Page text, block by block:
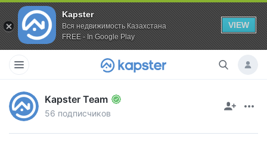
Kapster
Вся недвижимость Казахстана
FREE - In Google Play
VIEW
Kapster Team
56 подписчиков